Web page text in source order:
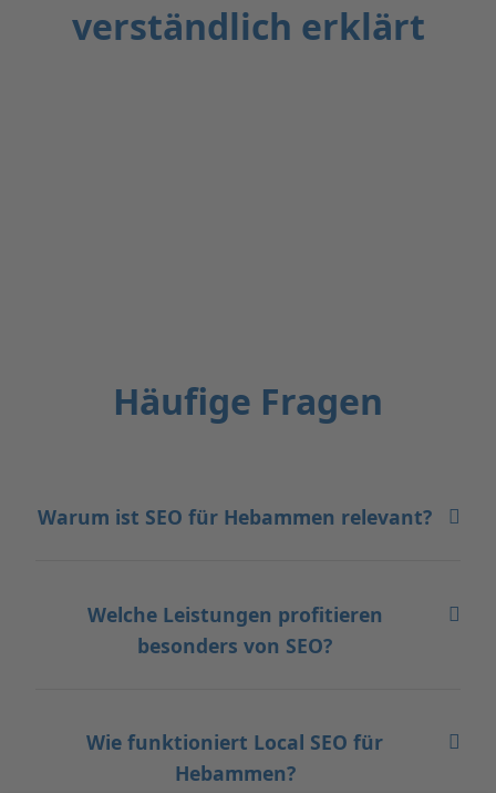
verständlich erklärt
Häufige Fragen
Warum ist SEO für Hebammen relevant?
Welche Leistungen profitieren
besonders von SEO?
Wie funktioniert Local SEO für
Hebammen?